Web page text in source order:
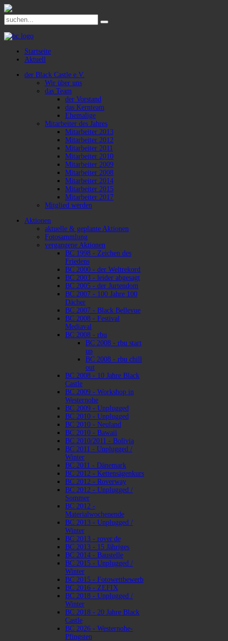
Startseite
Aktuell
der Black Castle e.V.
Wir über uns
das Team
der Vorstand
das Kernteam
Ehemalige
Mitarbeiter des Jahres
Mitarbeiter 2013
Mitarbeiter 2012
Mitarbeiter 2011
Mitarbeiter 2010
Mitarbeiter 2009
Mitarbeiter 2008
Mitarbeiter 2014
Mitarbeiter 2015
Mitarbeiter 2017
Mitglied werden
Aktionen
aktuelle & geplante Aktionen
Fotosammlung
vergangene Aktionen
BC 1998 - Zeichen des
Friedens
BC 2000 - der Weltrekord
BC 2003 - leider abgesagt
BC 2005 - der Jurtendom
BC 2007 - 100 Jahre 100
Dächer
BC 2007 - Black Bellevue
BC 2008 - Festival
Mediaval
BC 2008 - rbu
BC 2008 - rbu start
up
BC 2008 - rbu chill
out
BC 2008 - 10 Jahre Black
Castle
BC 2009 - Workshop in
Westernohe
BC 2009 - Unplugged
BC 2010 - Unplugged
BC 2010 - Neuland
BC 2010 - Bawaii
BC 2010/2011 - Bolivia
BC 2011 - Unplugged /
Winter
BC 2011 - Dänemark
BC 2012 - Kettensägenkurs
BC 2012 - Roverway
BC 2012 - Unplugged /
Sommer
BC 2012 -
Materialwochenende
BC 2013 - Unplugged /
Winter
BC 2013 - rover.de
BC 2013 - 15 Jähriges
BC 2014 - Baustelle
BC 2015 - Unplugged /
Winter
BC 2015 - Fotowettbewerb
BC 2016 - ZEFIX
BC 2018 - Unplugged /
Winter
BC 2018 - 20 Jahre Black
Castle
BC 2026 - Westernohe-
Pfingsten